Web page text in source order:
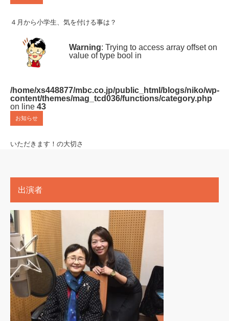
４月から小学生、気を付ける事は？
Warning: Trying to access array offset on
value of type bool in
/home/xs448877/mbc.co.jp/public_html/blogs/niko/wp-
content/themes/mag_tcd036/functions/category.php
on line 43
お知らせ
いただきます！の大切さ
出演者